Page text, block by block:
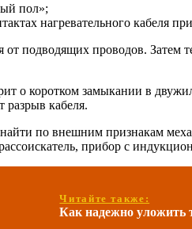
пол»;
нагревательного кабеля
от подводящих проводов.
о коротком замыкании в
разрыв кабеля.
по внешним признакам
прибор с
Читайте также:
Как надежно уложить